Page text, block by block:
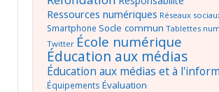
Ressources numériques Réseaux
Smartphone Socle commun Tablettes
Twitter École numérique
Éducation aux médias
Éducation aux médias et à
Équipements Évaluation